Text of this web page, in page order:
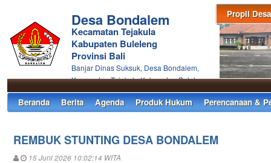
Propil Desa
Desa Bondalem
Kecamatan Tejakula
Kabupaten Buleleng
Provinsi Bali
Banjar Dinas Suksuk, Desa Bondalem,
Kecamatan Tejakula Kabupaten Buleleng
Beranda Berita Agenda Produk Hukum Perencanaan &
REMBUK STUNTING DESA BONDALEM
15 Juni 2026 10:02:14 WITA